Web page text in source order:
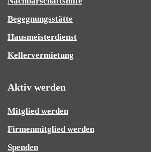
Begegnungsstätte
Hausmeisterdienst
Kellervermietung
Aktiv werden
Mitglied werden
Firmenmitglied werden
Spenden